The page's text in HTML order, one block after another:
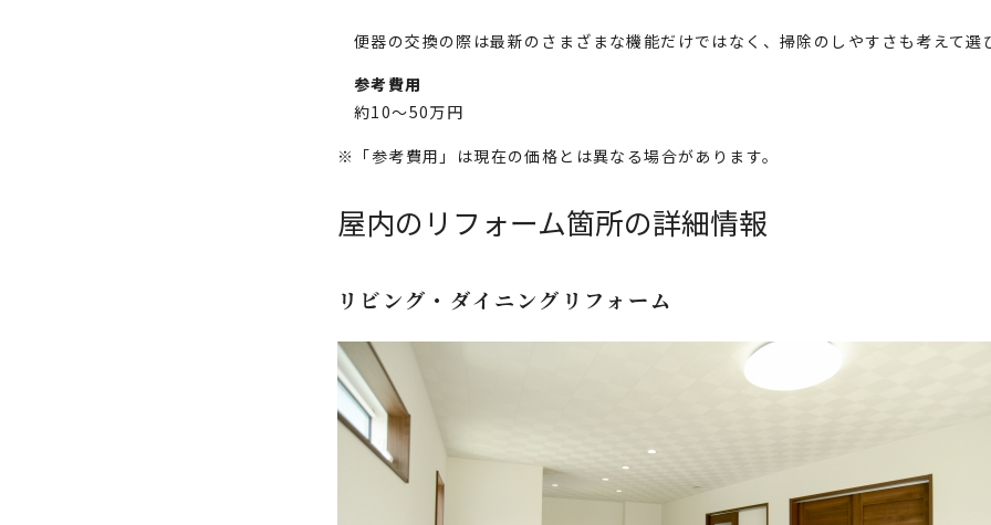
便器の交換の際は最新のさまざまな機能だけではなく、掃除のしやすさも考えて選
参考費用
約10～50万円
※「参考費用」は現在の価格とは異なる場合があります。
屋内のリフォーム箇所の詳細情報
リビング・ダイニングリフォーム